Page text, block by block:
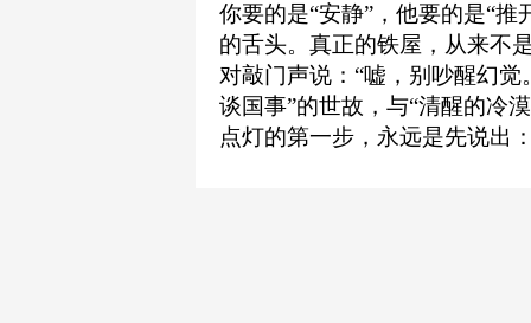
你要的是“安静”，他要的是“
的舌头。真正的铁屋，从来不
对敲门声说：“嘘，别吵醒幻
谈国事”的世故，与“清醒的冷
点灯的第一步，永远是先说出